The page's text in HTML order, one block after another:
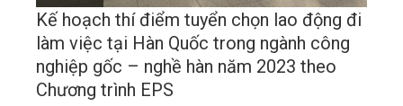
Kế hoạch thí điểm tuyển chọn lao động đi
làm việc tại Hàn Quốc trong ngành công
nghiệp gốc – nghề hàn năm 2023 theo
Chương trình EPS